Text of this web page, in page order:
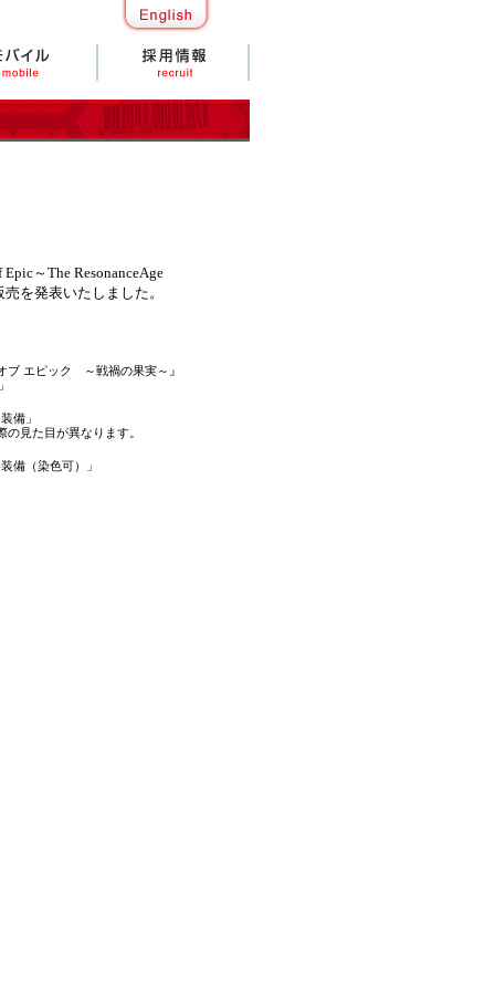
～The ResonanceAge
を発表いたしました。
ブ エピック ～戦禍の果実～』
備」
見た目が異なります。
備（染色可）」